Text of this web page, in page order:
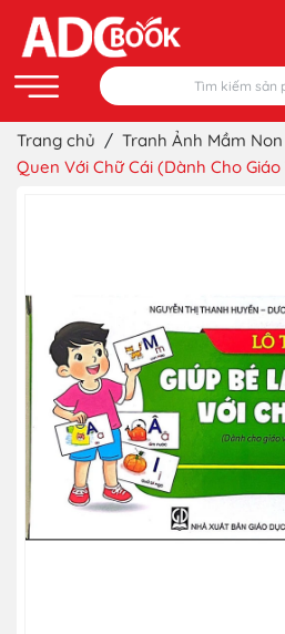
Trang chủ / Tranh Ảnh Mầm Non
Quen Với Chữ Cái (Dành Cho